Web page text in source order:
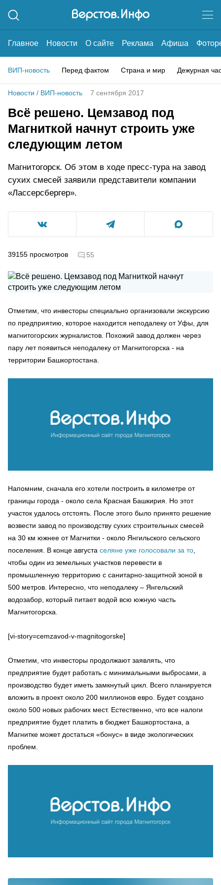
Главное Новости О сайте Реклама Афиша
ВИП-новость Перед фактом Страна и мир Дежурная
Новости / ВИП-новость 7 сентября 2017
Всё решено. Цемзавод под
Магниткой начнут строить уже
следующим летом
Магнитогорск. Об этом в ходе пресс-тура на завод
сухих смесей заявили представители компании
«Лассерсбергер».
39155 просмотров 55
Отметим, что инвесторы специально организовали экскурсию
по предприятию, которое находится неподалеку от Уфы, для
магнитогорских журналистов. Похожий завод должен через
пару лет появиться неподалеку от Магнитогорска - на
территории Башкортостана.
Напомним, сначала его хотели построить в километре от
границы города - около села Красная Башкирия. Но этот
участок удалось отстоять. После этого было принято решение
возвести завод по производству сухих строительных смесей
на 30 км южнее от Магнитки - около Янгильского сельского
поселения. В конце августа селяне уже голосовали за то
чтобы один из земельных участков перевести в
промышленную территорию с санитарно-защитной зоной в
500 метров. Интересно, что неподалеку – Янгельский
водозабор, который питает водой всю южную часть
Магнитогорска.
[vi-story=cemzavod-v-magnitogorske]
Отметим, что инвесторы продолжают заявлять, что
предприятие будет работать с минимальными выбросами, а
производство будет иметь замкнутый цикл. Всего планируется
вложить в проект около 200 миллионов евро. Будет создано
около 500 новых рабочих мест. Естественно, что все налоги
предприятие будет платить в бюджет Башкортостана, а
Магнитке может достаться «бонус» в виде экологических
проблем.